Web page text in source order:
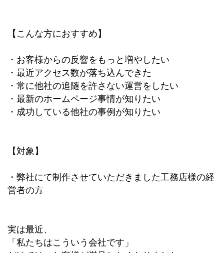
【こんな方におすすめ】
・お客様からの反響をもっと増やしたい
・最近アクセス数が落ち込んできた
・常に他社の追随を許さない運営をしたい
・最新のホームページ事情が知りたい
・成功している他社の事例が知りたい
【対象】
・弊社にて制作させていただきました工務店様の経
営者の方
実は最近、
「私たちはこういう会社です」